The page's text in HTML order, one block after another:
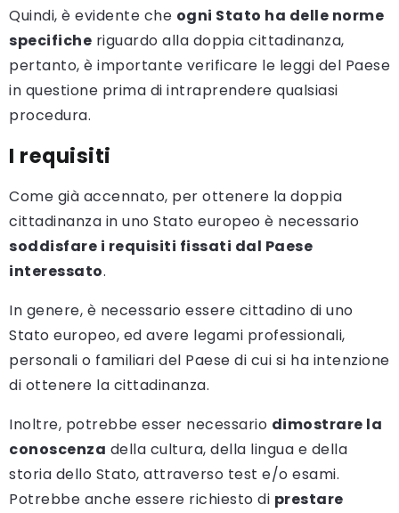
Quindi, è evidente che ogni Stato ha delle norme
specifiche riguardo alla doppia cittadinanza,
pertanto, è importante verificare le leggi del Paese
in questione prima di intraprendere qualsiasi
procedura.
I requisiti
Come già accennato, per ottenere la doppia
cittadinanza in uno Stato europeo è necessario
soddisfare i requisiti fissati dal Paese
interessato.
In genere, è necessario essere cittadino di uno
Stato europeo, ed avere legami professionali,
personali o familiari del Paese di cui si ha intenzione
di ottenere la cittadinanza.
Inoltre, potrebbe esser necessario dimostrare la
conoscenza della cultura, della lingua e della
storia dello Stato, attraverso test e/o esami.
Potrebbe anche essere richiesto di prestare